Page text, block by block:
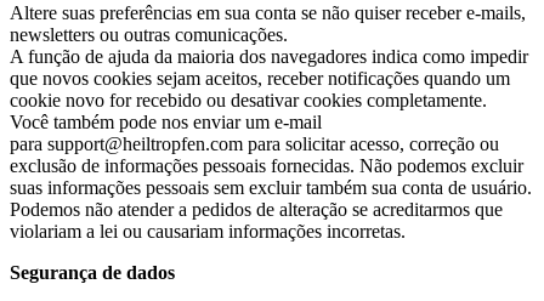
Altere suas preferências em sua conta se não quiser receber e-mails,
newsletters ou outras comunicações.
A função de ajuda da maioria dos navegadores indica como impedir
que novos cookies sejam aceitos, receber notificações quando um
cookie novo for recebido ou desativar cookies completamente.
Você também pode nos enviar um e-mail
para support@heiltropfen.com para solicitar acesso, correção ou
exclusão de informações pessoais fornecidas. Não podemos excluir
suas informações pessoais sem excluir também sua conta de usuário.
Podemos não atender a pedidos de alteração se acreditarmos que
violariam a lei ou causariam informações incorretas.
Segurança de dados